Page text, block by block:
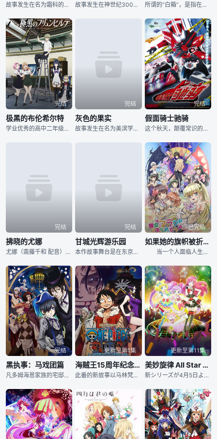
故事发生在名为霜科的高级中学里，有川姬（桑原由气 配音）是高中二年级的学生，他虽为男儿身，但生得娇俏可爱，因此常常被不明真相的群众误解。某日，有川姬遇见了纠缠不休的变态，不仅盗摄，甚至向外出售他的 故事发生在神世纪300年，表面看来，结城友奈（照井春佳 配音）是一个平凡的初中二年级女生，个性开朗热情的她是校园中的活跃分子，深受老师和朋友们的喜爱。可实际上，放课后的她还有着另一重身份——勇者部 所谓的“白箱”，是指在动画放送之前，专门制作赠送给参与了动画制作的工作人员们的录像带，其本身拥有着令人感动的悠久历史，因为这些录像带通常都被装在白色的盒子里，所以被成为“白箱”。 一直坚守着自己
完结
极黑的布伦希尔特
学业优秀的高中二年级学生村上良太（逢坂良太 配音）是天文部唯一一名成员，童年时代他曾有过十分要好的朋友“黑猫”，但在一次事故中，少女黑猫为了营救良太而被宣告死亡。这起事件给了良太沉重的打击与创伤，
完结
灰色的果实
故事发生在名为美滨学园的私立寄宿制学校之中，高耸的墙壁和森严的制度让这所仅有五名学员的学校成为了与世隔绝的桃花源，某日，一位名为风见雄二（樱井孝宏 配音）的男生转学来到了这里，打破了此处维系多时的
完结
假面骑士驰骑
这个秋天，颠覆常识的新假面骑士诞生！！本作初次的警察主人公！并且…史上初次！！不骑摩托车，而是乘车的“警察骑士”登场！！拍档是拥有意识的腰带，驾驶超级跑车！！舞台是警视厅，
完结
拂晓的尤娜
尤娜（斋藤千和 配音）是高华国的公主，从小生活在父亲的精心呵护之下，尤娜的性格单纯而又善良。尤娜一直暗恋着堂兄苏芳（小林裕介 配音），苏芳亦对尤娜爱护有加，然而，尤娜的父亲伊尔（赤城进 配音）却十
完结
甘城光辉游乐园
本作故事舞台是在东京西部架空的都市甘城市，一座即将倒闭的主题公园“甘城辉煌乐园”，主要描写主角自恋高中生可儿江西也拯救游乐园与吉祥物打闹的日常生活。 某天在放学后的教室，可儿江西也被转学生．千斗五
已完结
如果她的旗帜被折断了
当一个人面临人生中的重要选择之时，头上便会竖起旗帜，而表面看似平凡的少年旗立飒太（逢坂良太 配音），却因为一场意外而获得了能够看见这些旗帜的特异功能。某日，飒太转入了世界闻名遐迩的贵族学校私立旗谷
完结
黑执事：马戏团篇
凡多姆海恩家族的宅邸内百花齐放，黑执事塞巴斯蒂安•米卡利斯（小野大辅 配音）进退有节，优雅矜持地招待来访的客人。而庄园的主人夏尔（坂本真绫 配音）则在田中（藤村俊二 配音）、梅琳（加藤英美里 配音
更新至第1集
海贼王15周年纪念特别篇——幻之篇章「3D2Y 跨越艾斯之死！与路飞伙伴的誓言」
此番的新故事以马林梵多的顶上战争结束后为原点，描绘了失去艾斯并与同伴们分离的岁月里，主人公路飞在鲁斯卡纳岛上修行习得霸气的故事，而西鲁巴兹·雷利、波雅·汉库克、巴基、佩罗娜等角色也将登场亮相。此外
更新至第11集
美妙旋律 All Star Selection
新シリーズが4月5日より放送